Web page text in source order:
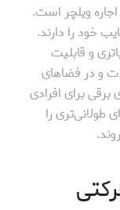
ویلچر است.
خود را دارند.
و قابلیت
و در فضاهای
برای افرادی
طولانی‌تری را